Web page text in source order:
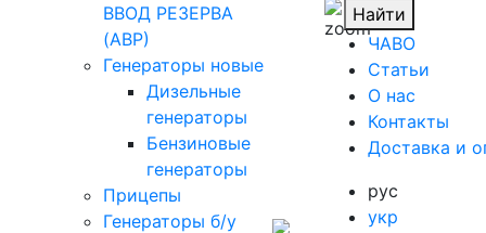
ВВОД РЕЗЕРВА
(АВР)
Генераторы новые
Дизельные
генераторы
Бензиновые
генераторы
Прицепы
Генераторы б/у
Найти
ЧАВО
Cтатьи
O нас
Контакты
Доставка и
рус
укр